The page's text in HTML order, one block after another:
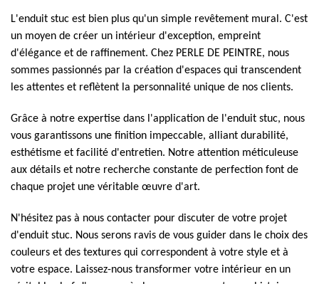
L'enduit stuc est bien plus qu'un simple revêtement mural. C'est
un moyen de créer un intérieur d'exception, empreint
d'élégance et de raffinement. Chez PERLE DE PEINTRE, nous
sommes passionnés par la création d'espaces qui transcendent
les attentes et reflètent la personnalité unique de nos clients.
Grâce à notre expertise dans l'application de l'enduit stuc, nous
vous garantissons une finition impeccable, alliant durabilité,
esthétisme et facilité d'entretien. Notre attention méticuleuse
aux détails et notre recherche constante de perfection font de
chaque projet une véritable œuvre d'art.
N'hésitez pas à nous contacter pour discuter de votre projet
d'enduit stuc. Nous serons ravis de vous guider dans le choix des
couleurs et des textures qui correspondent à votre style et à
votre espace. Laissez-nous transformer votre intérieur en un